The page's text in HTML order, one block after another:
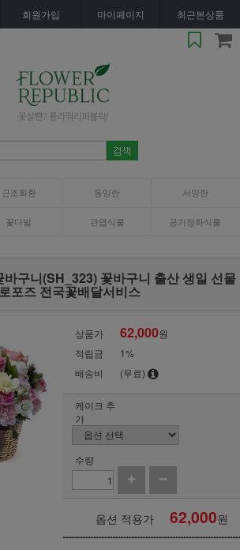
회원가입 마이페이지 최근본상품
근조화환 동양란 서양란
꽃다발 관엽식물 공기정화식물
구니(SH_323) 꽃바구니 출산 생일 선물
포즈 전국꽃배달서비스
상품가 62,000원
적립금
1%
배송비
(무료)
케이크 추
가
수량
옵션 적용가 62,000원